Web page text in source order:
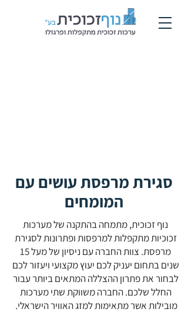
סגירת מרפסת עושים עם
המומחים
נוף זכוכית, מתמחה בהתקנה של מערכות
זכוכיות מתקפלות למרפסות ופתרונות לסגירת
מרפסת. צוות החברה עם ניסיון של מעל 15
שנים בתחום יעניק לכם יעוץ מקצועי ויעזור לכם
לבחור את פתרון ההצללה המתאים ביותר עבור
החלל שלכם. החברה משווקת שתי מערכות
מובילות אשר מתאימות למזג האוויר הישראלי.